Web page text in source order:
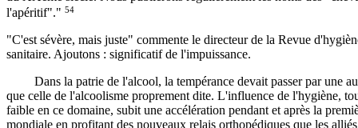
l'apéritif"." 54
"C'est sévère, mais juste" commente le directeur de la Revue
sanitaire. Ajoutons : significatif de l'impuissance.
Dans la patrie de l'alcool, la tempérance devait passer par une
que celle de l'alcoolisme proprement dite. L'influence de l'hygiène,
faible en ce domaine, subit une accélération pendant et après la
mondiale en profitant des nouveaux relais orthopédiques que les